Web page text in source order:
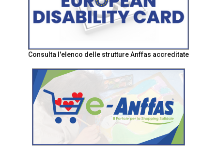
Consulta l'elenco delle strutture Anffas accreditate